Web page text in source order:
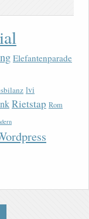
Elefantenparade
lvi
Rietstap Rom